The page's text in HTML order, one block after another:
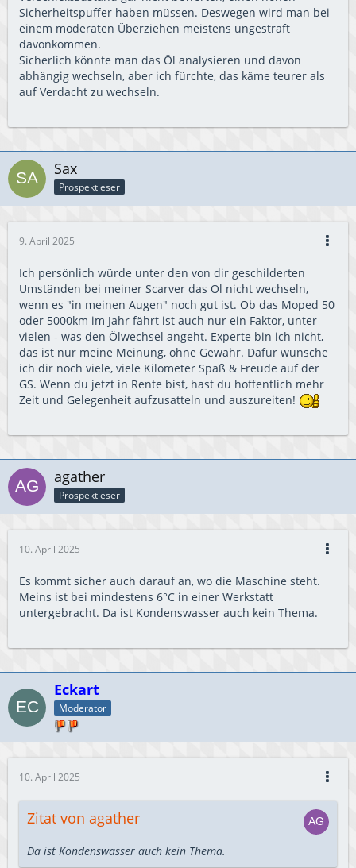
Sicherheitspuffer haben müssen. Deswegen wird man bei
einem moderaten Überziehen meistens ungestraft
davonkommen.
Sicherlich könnte man das Öl analysieren und davon
abhängig wechseln, aber ich fürchte, das käme teurer als
auf Verdacht zu wechseln.
Sax
Prospektleser
9. April 2025
Ich persönlich würde unter den von dir geschilderten
Umständen bei meiner Scarver das Öl nicht wechseln,
wenn es "in meinen Augen" noch gut ist. Ob das Moped 50
oder 5000km im Jahr fährt ist auch nur ein Faktor, unter
vielen - was den Ölwechsel angeht. Experte bin ich nicht,
das ist nur meine Meinung, ohne Gewähr. Dafür wünsche
ich dir noch viele, viele Kilometer Spaß & Freude auf der
GS. Wenn du jetzt in Rente bist, hast du hoffentlich mehr
Zeit und Gelegenheit aufzusatteln und auszureiten!
agather
Prospektleser
10. April 2025
Es kommt sicher auch darauf an, wo die Maschine steht.
Meins ist bei mindestens 6°C in einer Werkstatt
untergebracht. Da ist Kondenswasser auch kein Thema.
Eckart
Moderator
10. April 2025
Zitat von agather
Da ist Kondenswasser auch kein Thema.